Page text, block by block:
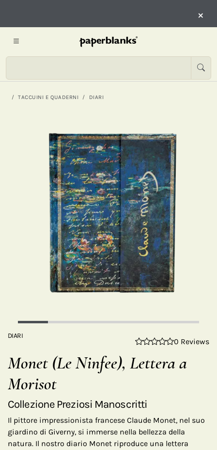
×
TACCUINI E QUADERNI DIARI
DIARI
0 Reviews
Monet (Le Ninfee), Lettera a
Morisot
Collezione Preziosi Manoscritti
Il pittore impressionista francese Claude Monet, nel suo
giardino di Giverny, si immerse nella bellezza della
natura. Il nostro diario Monet riproduce una lettera